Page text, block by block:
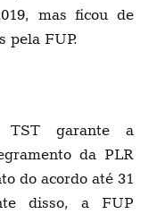
mas ficou de
pela FUP.
garante a
da PLR
do acordo até 31
disso, a FUP